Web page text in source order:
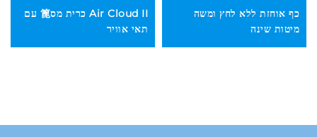
ללא לחץ ומשה
Air Cloud II כרית מס篦 עם